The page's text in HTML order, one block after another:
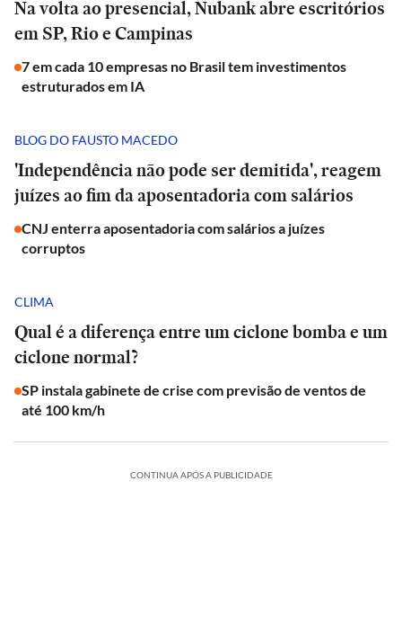
Na volta ao presencial, Nubank abre escritórios
em SP, Rio e Campinas
7 em cada 10 empresas no Brasil tem investimentos
estruturados em IA
BLOG DO FAUSTO MACEDO
'Independência não pode ser demitida', reagem
juízes ao fim da aposentadoria com salários
CNJ enterra aposentadoria com salários a juízes
corruptos
CLIMA
Qual é a diferença entre um ciclone bomba e um
ciclone normal?
SP instala gabinete de crise com previsão de ventos de
até 100 km/h
CONTINUA APÓS A PUBLICIDADE